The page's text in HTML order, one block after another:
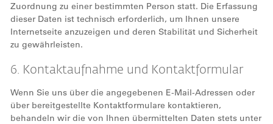
Zuordnung zu einer bestimmten Person statt. Die Erfassung
dieser Daten ist technisch erforderlich, um Ihnen unsere
Internetseite anzuzeigen und deren Stabilität und Sicherheit
zu gewährleisten.
6. Kontaktaufnahme und Kontaktformular
Wenn Sie uns über die angegebenen E-Mail-Adressen oder
über bereitgestellte Kontaktformulare kontaktieren,
behandeln wir die von Ihnen übermittelten Daten stets unter